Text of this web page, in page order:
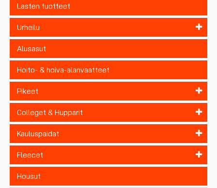
Lasten tuotteet
Urheilu
Alusasut
Hoito- & hoiva-alanvaatteet
Pikeet
Colleget & Hupparit
Kauluspaidat
Fleecet
Housut